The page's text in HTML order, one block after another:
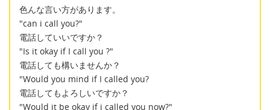
色んな言い方があります。
"can i call you?"
電話していいですか？
"Is it okay if I call you ?"
電話しても構いませんか？
"Would you mind if I called you?
電話してもよろしいですか？
"Would it be okay if i called you now?"